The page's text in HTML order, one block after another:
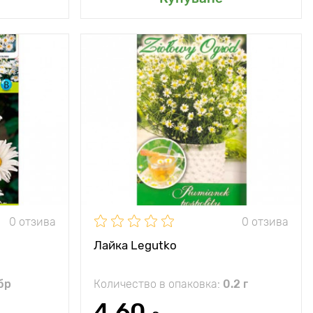
0 отзива
за
70 - 90 см
30 - 40 см
полусянка
0 отзива
Лайка Legutko
Количество в опаковка: 0.2 г
Специални
характеристики
издръжливо
лечебно растение
Височина на
растението
25 - 30 см
Разстояние между
растенията
15 - 20 см
Местоположение